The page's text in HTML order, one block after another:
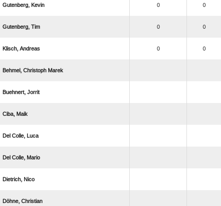
  0 0
  0 0
  0 0
  
 
 
  
  
 
 